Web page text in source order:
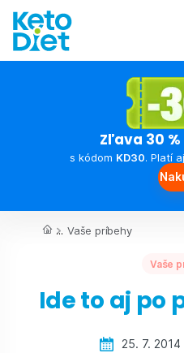
Zľava 30 %
s kódom KD30. Platí
... Vaše príbehy
Vaše
Ide to aj po
25. 7. 2014